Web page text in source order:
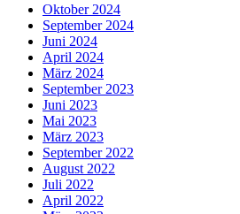
Oktober 2024
September 2024
Juni 2024
April 2024
März 2024
September 2023
Juni 2023
Mai 2023
März 2023
September 2022
August 2022
Juli 2022
April 2022